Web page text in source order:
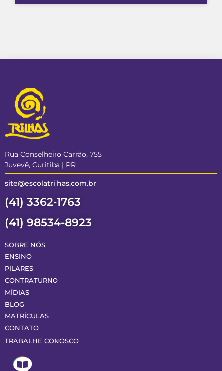
Rua Conselheiro Carrão, 755
Juvevê, Curitiba | PR
site@escolatrilhas.com.br
(41) 3362-1763
(41) 98534-8923
SOBRE NÓS
ENSINO
PILARES
CONTRATURNO
MÍDIAS
BLOG
MATRÍCULAS
CONTATO
TRABALHE CONOSCO